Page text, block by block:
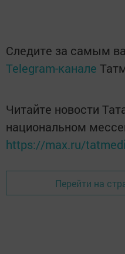
Следите за самым
Telegram-канале
Читайте новости
национальном
https://max.ru/
Перейти на